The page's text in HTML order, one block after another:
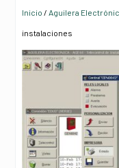
Inicio /Aguilera
instalaciones